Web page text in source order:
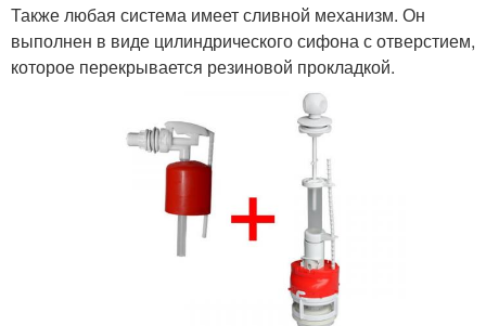
Также любая система имеет сливной механизм. Он
выполнен в виде цилиндрического сифона с отверстием,
которое перекрывается резиновой прокладкой.